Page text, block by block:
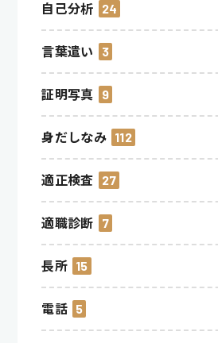
自己分析 24
言葉遣い 3
証明写真 9
身だしなみ 112
適正検査 27
適職診断 7
長所 15
電話 5